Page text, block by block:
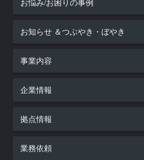
お知らせ ＆つぶやき・ぼやき
事業内容
企業情報
拠点情報
業務依頼